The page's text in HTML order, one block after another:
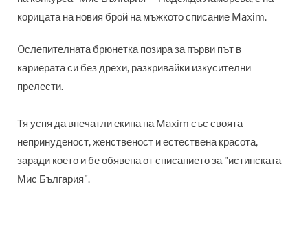
корицата на новия брой на мъжкото списание Maxim.
Oслепителната брюнетка позира за първи път в
кариерата си без дрехи, разкривайки изкусителни
прелести.
Тя успя да впечатли екипа на Maxim със своята
непринуденост, женственост и естествена красота,
заради което и бе обявена от списанието за "истинската
Мис България".